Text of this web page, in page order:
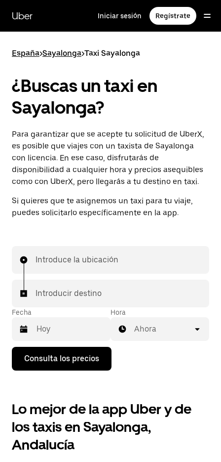
contenido
principal
Uber Iniciar sesión Regístrate
España>Sayalonga>Taxi Sayalonga
¿Buscas un taxi en
Sayalonga?
Para garantizar que se acepte tu solicitud de UberX,
es posible que viajes con un taxista de Sayalonga
con licencia. En ese caso, disfrutarás de
disponibilidad a cualquier hora y precios asequibles
como con UberX, pero llegarás a tu destino en taxi.
Si quieres que te asignemos un taxi para tu viaje,
puedes solicitarlo específicamente en la app.
Introduce la ubicación
Introducir destino
Fecha
Pulsa
flecha
abrir
el
calendario
y
seleccionar
una
Hora
Ahora
Consulta los precios
Lo mejor de la app Uber y de
los taxis en Sayalonga,
Andalucía